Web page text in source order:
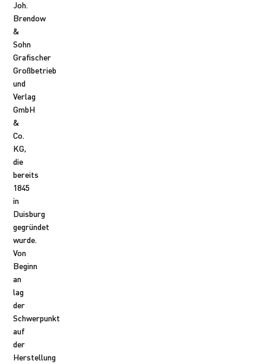
Joh.
Brendow
&
Sohn
Grafischer
Großbetrieb
und
Verlag
GmbH
&
Co.
KG,
die
bereits
1845
in
Duisburg
gegründet
wurde.
Von
Beginn
an
lag
der
Schwerpunkt
auf
der
Herstellung